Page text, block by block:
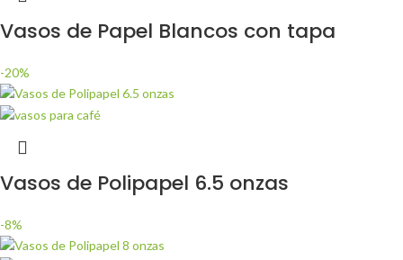
Vasos de Papel Blancos con tapa
-20%
Vasos de Polipapel 6.5 onzas
-8%